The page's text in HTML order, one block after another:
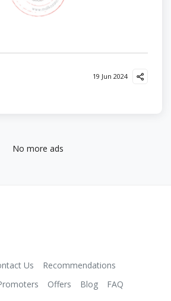
19 Jun 2024
No more ads
Us
Recommendations
Offers Blog FAQ